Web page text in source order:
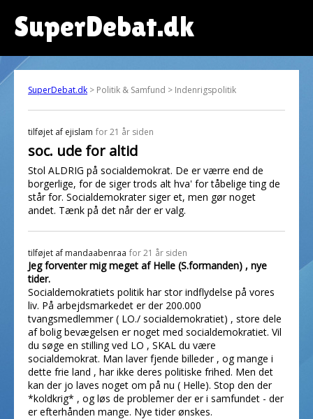
SuperDebat.dk
SuperDebat.dk > Politik & Samfund > Indenrigspolitik
tilføjet af ejislam for 21 år siden
soc. ude for altid
Stol ALDRIG på socialdemokrat. De er værre end de
borgerlige, for de siger trods alt hva' for tåbelige ting de
står for. Socialdemokrater siger et, men gør noget
andet. Tænk på det når der er valg.
tilføjet af mandaabenraa for 21 år siden
Jeg forventer mig meget af Helle (S.formanden) , nye
tider.
Socialdemokratiets politik har stor indflydelse på vores
liv. På arbejdsmarkedet er der 200.000
tvangsmedlemmer ( LO./ socialdemokratiet) , store dele
af bolig bevægelsen er noget med socialdemokratiet. Vil
du søge en stilling ved LO , SKAL du være
socialdemokrat. Man laver fjende billeder , og mange i
dette frie land , har ikke deres politiske frihed. Men det
kan der jo laves noget om på nu ( Helle). Stop den der
*koldkrig* , og løs de problemer der er i samfundet - der
er efterhånden mange. Nye tider ønskes.